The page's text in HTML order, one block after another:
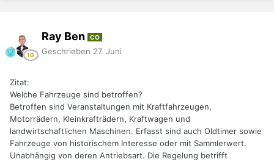
Ray Ben CO
Geschrieben 27. Juni
Zitat:
Welche Fahrzeuge sind betroffen?
Betroffen sind Veranstaltungen mit Kraftfahrzeugen,
Motorrädern, Kleinkrafträdern, Kraftwagen und
landwirtschaftlichen Maschinen. Erfasst sind auch Oldtimer sowie
Fahrzeuge von historischem Interesse oder mit Sammlerwert.
Unabhängig von deren Antriebsart. Die Regelung betrifft